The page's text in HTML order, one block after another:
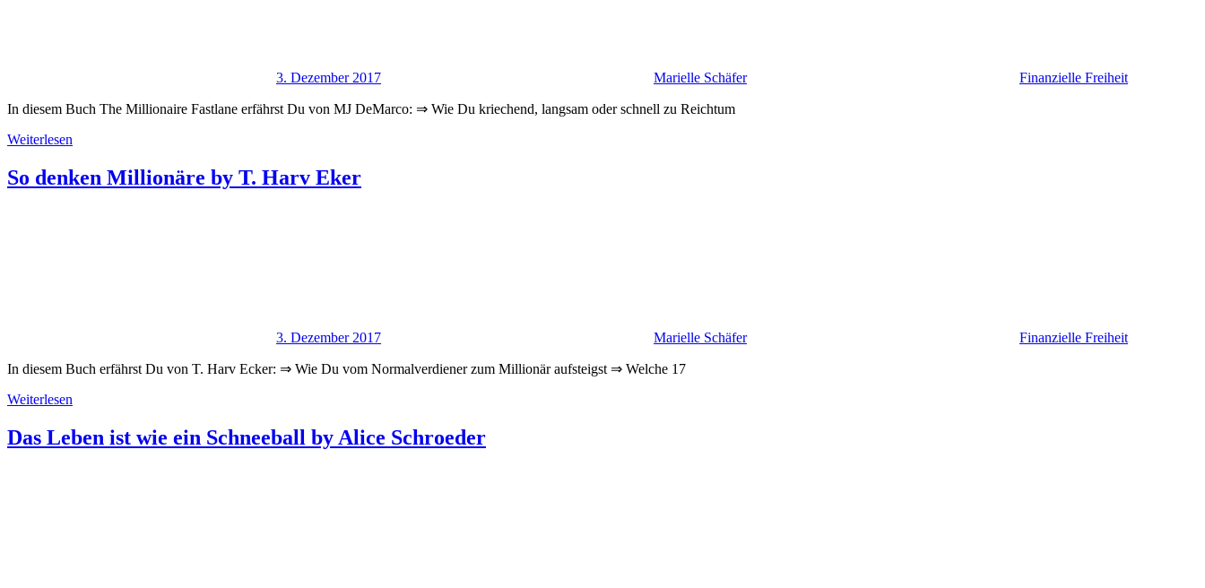
3. Dezember 2017 Marielle Schäfer Finanzielle Freiheit
In diesem Buch The Millionaire Fastlane erfährst Du von MJ DeMarco: ⇒ Wie Du kriechend, langsam oder schnell zu Reichtum
Weiterlesen
So denken Millionäre by T. Harv Eker
3. Dezember 2017 Marielle Schäfer Finanzielle Freiheit
In diesem Buch erfährst Du von T. Harv Ecker: ⇒ Wie Du vom Normalverdiener zum Millionär aufsteigst ⇒ Welche 17
Weiterlesen
Das Leben ist wie ein Schneeball by Alice Schroeder